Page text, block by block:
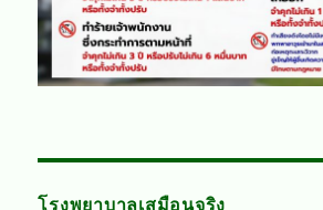
โรงพยาบาลเสมือนจริง